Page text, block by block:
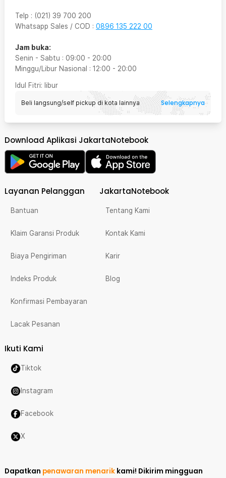
Telp : (021) 39 700 200
Whatsapp Sales / COD : 0896 135 222 00
Jam buka:
Senin - Sabtu : 09:00 - 20:00
Minggu/Libur Nasional : 12:00 - 20:00
Idul Fitri: libur
Beli langsung/self pickup di kota lainnya Selengkapnya
Download Aplikasi JakartaNotebook
Layanan Pelanggan
Bantuan
Klaim Garansi Produk
Biaya Pengiriman
Indeks Produk
Konfirmasi Pembayaran
Lacak Pesanan
JakartaNotebook
Tentang Kami
Kontak Kami
Karir
Blog
Ikuti Kami
Tiktok
Instagram
Facebook
X
Dapatkan penawaran menarik kami! Dikirim mingguan